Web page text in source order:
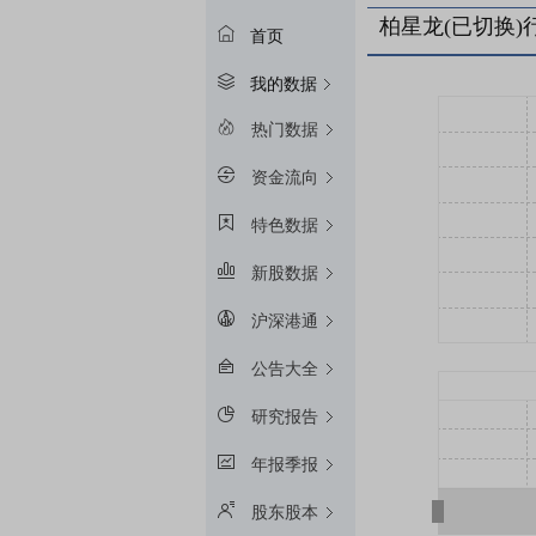
首页
我的数据
热门数据
资金流向
特色数据
新股数据
沪深港通
公告大全
研究报告
年报季报
股东股本
柏星龙(已切换)